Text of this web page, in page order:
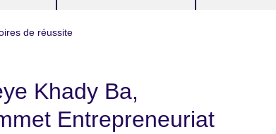
de réussite
Khady Ba,
Entrepreneuriat